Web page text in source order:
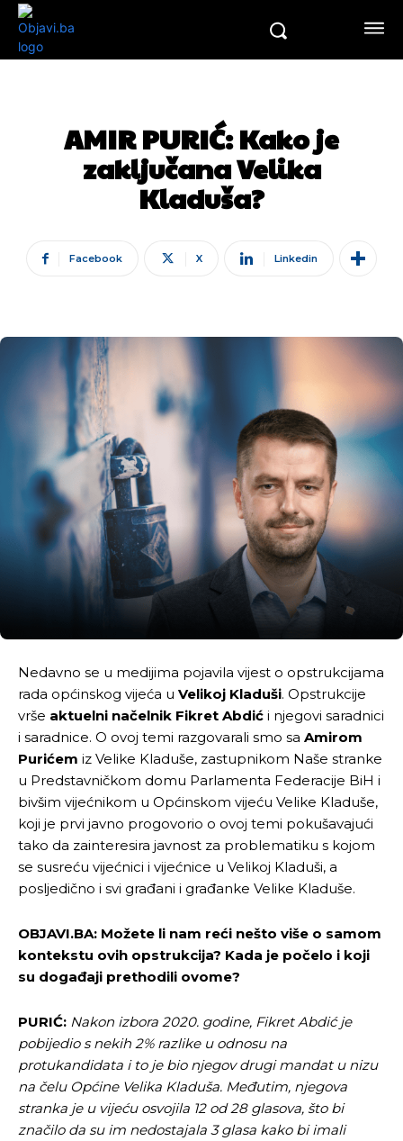
AMIR PURIĆ: Kako je
zaključana Velika
Kladuša?
Facebook X Linkedin
Nedavno se u medijima pojavila vijest o opstrukcijama
rada općinskog vijeća u Velikoj Kladuši. Opstrukcije
vrše aktuelni načelnik Fikret Abdić i njegovi saradnici
i saradnice. O ovoj temi razgovarali smo sa Amirom
Purićem iz Velike Kladuše, zastupnikom Naše stranke
u Predstavničkom domu Parlamenta Federacije BiH i
bivšim vijećnikom u Općinskom vijeću Velike Kladuše,
koji je prvi javno progovorio o ovoj temi pokušavajući
tako da zainteresira javnost za problematiku s kojom
se susreću vijećnici i vijećnice u Velikoj Kladuši, a
posljedično i svi građani i građanke Velike Kladuše.
OBJAVI.BA: Možete li nam reći nešto više o samom
kontekstu ovih opstrukcija? Kada je počelo i koji
su događaji prethodili ovome?
PURIĆ: Nakon izbora 2020. godine, Fikret Abdić je
pobijedio s nekih 2% razlike u odnosu na
protukandidata i to je bio njegov drugi mandat u nizu
na čelu Općine Velika Kladuša. Međutim, njegova
stranka je u vijeću osvojila 12 od 28 glasova, što bi
značilo da su im nedostajala 3 glasa kako bi imali